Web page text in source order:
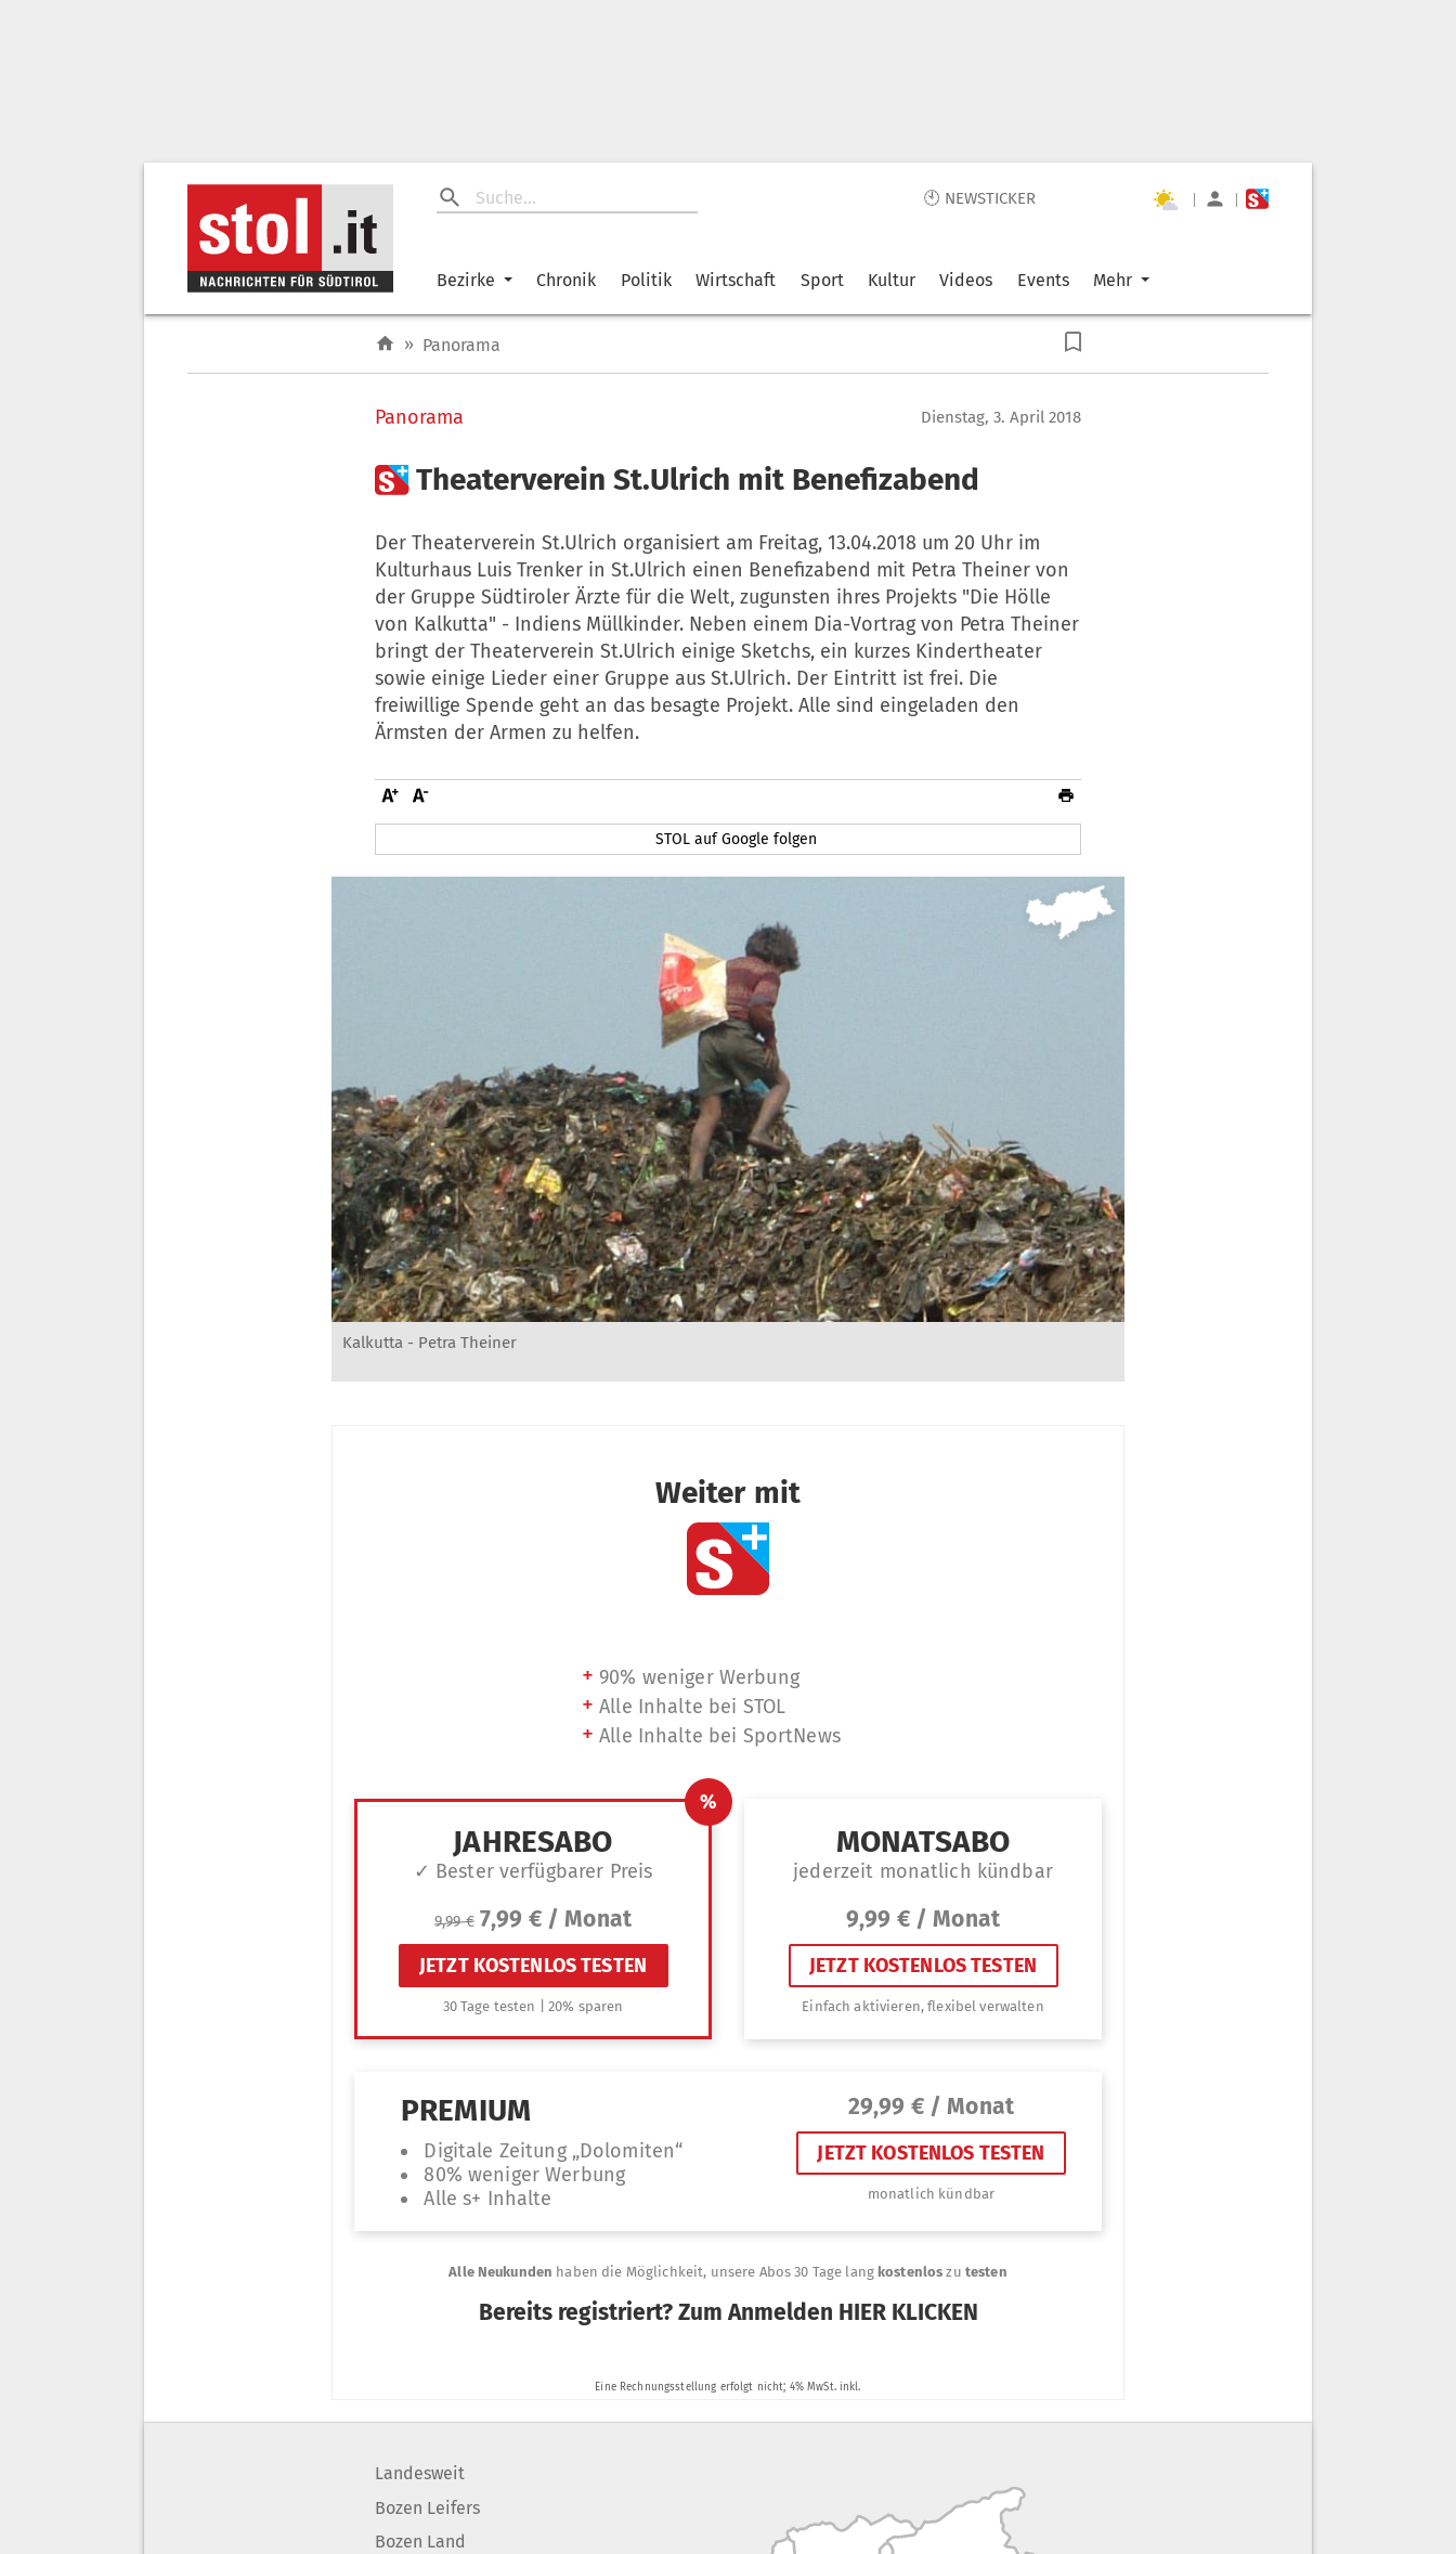
🕙 NEWSTICKER | |
Bezirke Chronik Politik Wirtschaft Sport Kultur Videos Events Mehr
» Panorama
Panorama Dienstag, 3. April 2018
Theaterverein St.Ulrich mit Benefizabend
Der Theaterverein St.Ulrich organisiert am Freitag, 13.04.2018 um 20 Uhr im
Kulturhaus Luis Trenker in St.Ulrich einen Benefizabend mit Petra Theiner von
der Gruppe Südtiroler Ärzte für die Welt, zugunsten ihres Projekts "Die Hölle
von Kalkutta" - Indiens Müllkinder. Neben einem Dia-Vortrag von Petra Theiner
bringt der Theaterverein St.Ulrich einige Sketchs, ein kurzes Kindertheater
sowie einige Lieder einer Gruppe aus St.Ulrich. Der Eintritt ist frei. Die
freiwillige Spende geht an das besagte Projekt. Alle sind eingeladen den
Ärmsten der Armen zu helfen.
STOL auf Google folgen
Kalkutta - Petra Theiner
Landesweit
Bozen Leifers
Bozen Land